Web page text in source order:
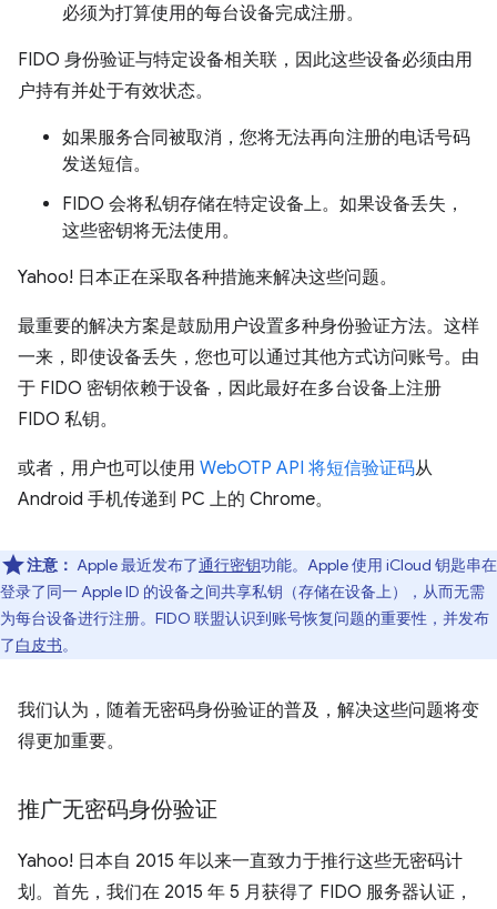
必须为打算使用的每台设备完成注册。
FIDO 身份验证与特定设备相关联，因此这些设备必须由用
户持有并处于有效状态。
如果服务合同被取消，您将无法再向注册的电话号码
发送短信。
FIDO 会将私钥存储在特定设备上。如果设备丢失，
这些密钥将无法使用。
Yahoo! 日本正在采取各种措施来解决这些问题。
最重要的解决方案是鼓励用户设置多种身份验证方法。这样
一来，即使设备丢失，您也可以通过其他方式访问账号。由
于 FIDO 密钥依赖于设备，因此最好在多台设备上注册
FIDO 私钥。
或者，用户也可以使用 WebOTP API 将短信验证码从
Android 手机传递到 PC 上的 Chrome。
注意： Apple 最近发布了通行密钥功能。Apple 使用 iCloud 钥匙串在
登录了同一 Apple ID 的设备之间共享私钥（存储在设备上），从而无需
为每台设备进行注册。FIDO 联盟认识到账号恢复问题的重要性，并发布
了白皮书。
我们认为，随着无密码身份验证的普及，解决这些问题将变
得更加重要。
推广无密码身份验证
Yahoo! 日本自 2015 年以来一直致力于推行这些无密码计
划。首先，我们在 2015 年 5 月获得了 FIDO 服务器认证，